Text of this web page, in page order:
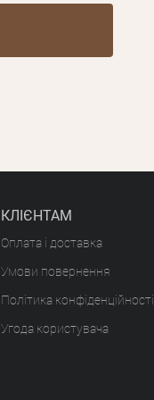
КЛІЄНТАМ
Оплата і доставка
Умови повернення
Політика конфіденційності
Угода користувача